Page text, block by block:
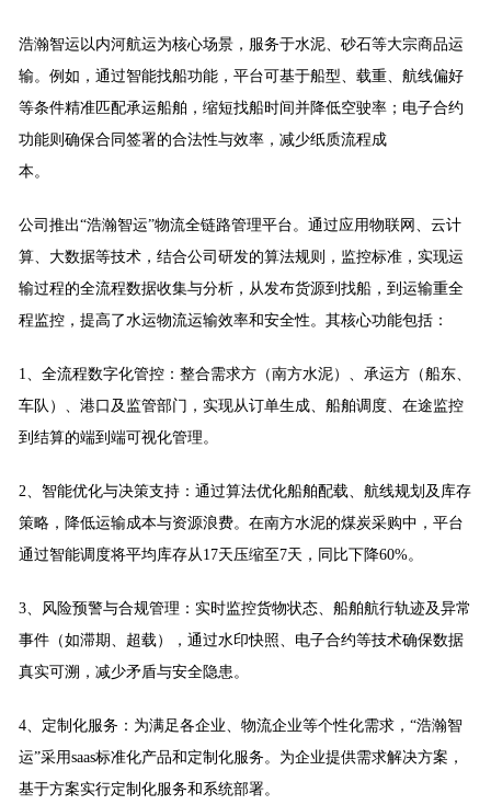
浩瀚智运以内河航运为核心场景，服务于水泥、砂石等大宗商品运
输。例如，通过智能找船功能，平台可基于船型、载重、航线偏好
等条件精准匹配承运船舶，缩短找船时间并降低空驶率；电子合约
功能则确保合同签署的合法性与效率，减少纸质流程成
本。
公司推出“浩瀚智运”物流全链路管理平台。 通过应用物联网、云计
算、大数据等技术，结合公司研发的算法规则，监控标准，实现运
输过程的全流程数据收集与分析，从发布货源到找船，到运输重全
程监控，提高了水运物流运输效率和安全性。其核心功能包括：
1、全流程数字化管控：整合需求方（南方水泥）、承运方（船东、
车队）、港口及监管部门，实现从订单生成、船舶调度、在途监控
到结算的端到端可视化管理。
2、智能优化与决策支持：通过算法优化船舶配载、航线规划及库存
策略，降低运输成本与资源浪费。在南方水泥的煤炭采购中，平台
通过智能调度将平均库存从17天压缩至7天，同比下降60%。
3、风险预警与合规管理：实时监控货物状态、船舶航行轨迹及异常
事件（如滞期、超载），通过水印快照、电子合约等技术确保数据
真实可溯，减少矛盾与安全隐患。
4、定制化服务：为满足各企业、物流企业等个性化需求，“浩瀚智
运”采用saas标准化产品和定制化服务。为企业提供需求解决方案，
基于方案实行定制化服务和系统部署。